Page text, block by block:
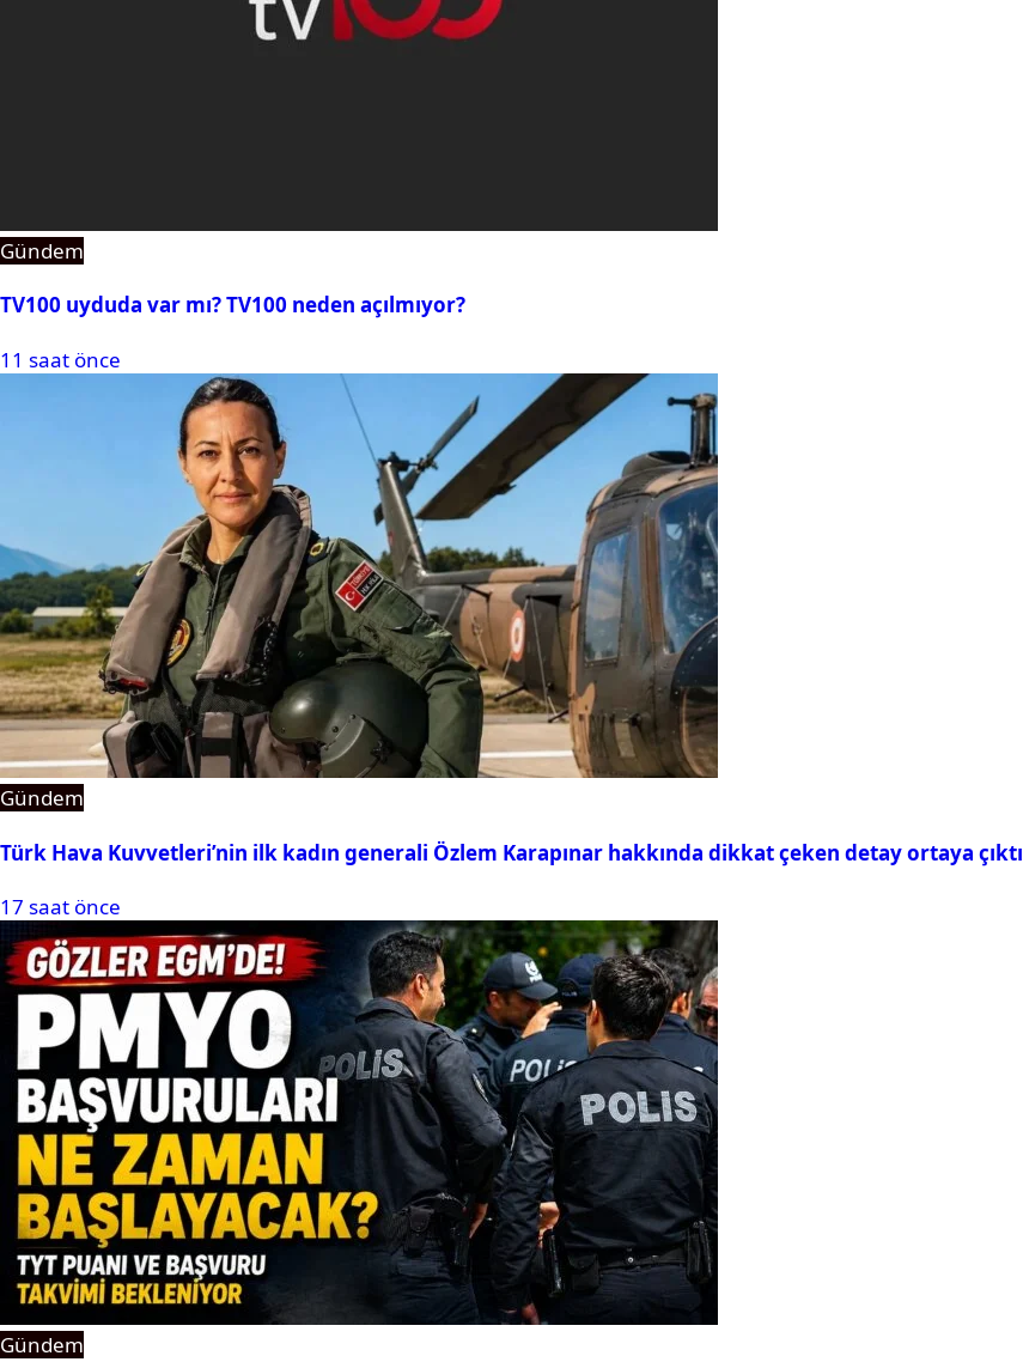
Gündem
TV100 uyduda var mı? TV100 neden açılmıyor?
11 saat önce
Gündem
Türk Hava Kuvvetleri’nin ilk kadın generali Özlem Karapınar hakkında dikkat çeken detay ortaya çıktı
17 saat önce
Gündem